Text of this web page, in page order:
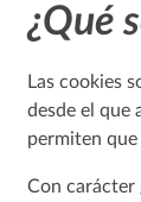
¿Qué
Las cookies
desde el que
permiten
Con carácter